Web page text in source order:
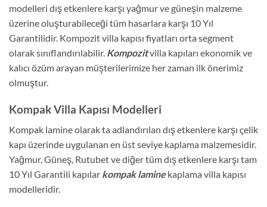
modelleri dış etkenlere karşı yağmur ve güneşin malzeme
üzerine oluşturabileceği tüm hasarlara karşı 10 Yıl
Garantilidir. Kompozit villa kapısı fiyatları orta segment
olarak sınıflandırılabilir. Kompozitvilla kapıları ekonomik ve
kalıcı özüm arayan müşterilerimize her zaman ilk önerimiz
olmuştur.
Kompak Villa Kapısı Modelleri
Kompak lamine olarak ta adlandırılan dış etkenlere karşı çelik
kapı üzerinde uygulanan en üst seviye kaplama malzemesidir.
Yağmur, Güneş, Rutubet ve diğer tüm dış etkenlere karşı tam
10 Yıl Garantili kapılar kompak laminekaplama villa kapısı
modelleridir.